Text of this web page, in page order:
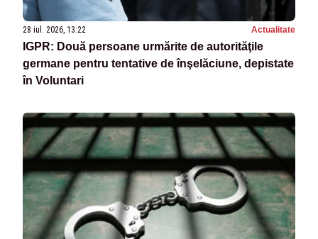
28 iul. 2026, 13:22 Actualitate
IGPR: Două persoane urmărite de autorităţile
germane pentru tentative de înşelăciune, depistate
în Voluntari